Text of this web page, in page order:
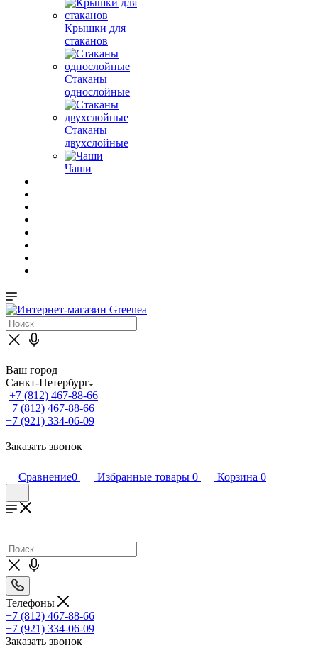
Крышки для
стаканов
Стаканы
однослойные
Стаканы
двухслойные
Чаши
Ваш город
Санкт-Петербург
+7 (812) 467-88-66
+7 (812) 467-88-66
+7 (921) 334-06-09
Заказать звонок
Сравнение0 Избранные товары 0 Корзина 0
Телефоны
+7 (812) 467-88-66
+7 (921) 334-06-09
Заказать звонок